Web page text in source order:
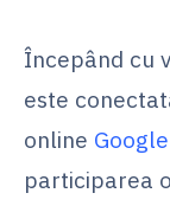
Începând cu
este
online Google
participarea